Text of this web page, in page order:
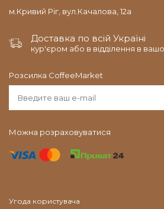
м.Кривий Ріг, вул.Качалова, 12а
Доставка по всій Україні
кур'єром або в відділення в
Розсилка CoffeeMarket
Можна розраховуватися
Угода користувача